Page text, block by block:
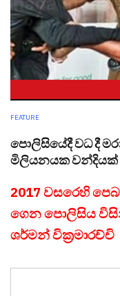
FEATURE
පොලිසියේදී වධ දී
මිලියනයක වන්දියක්
2017 වසරෙහි
ගෙන පොලිසිය
ශර්මන් වික්‍රමාරච්චි